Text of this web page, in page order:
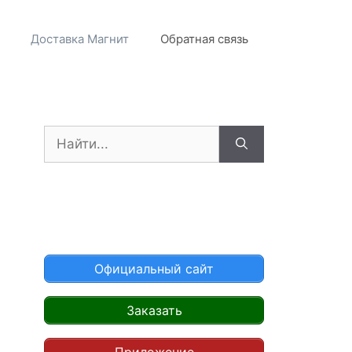
Доставка Магнит Обратная связь
Поиск:
Официальный сайт
Заказать